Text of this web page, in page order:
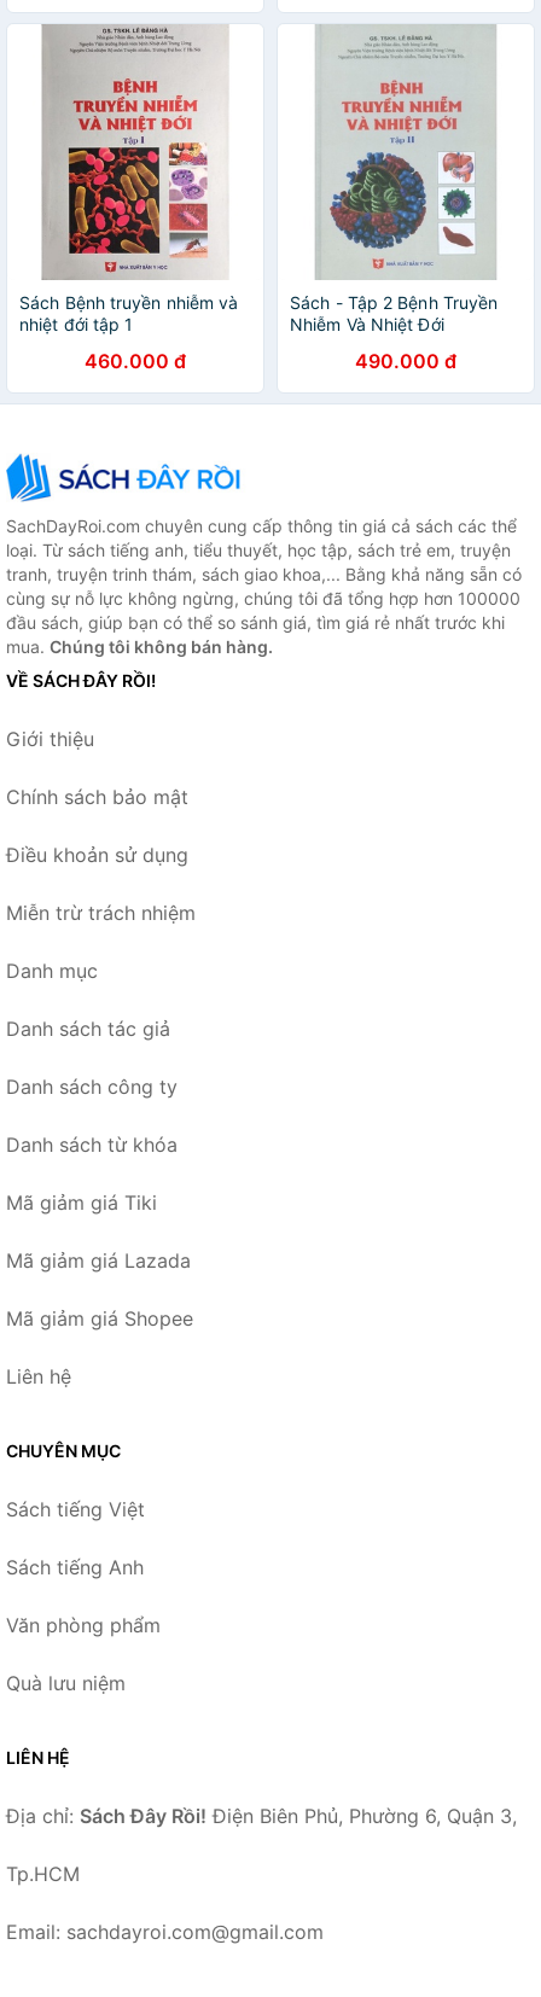
Sách Bệnh truyền nhiễm và
nhiệt đới tập 1
460.000 đ
Sách - Tập 2 Bệnh Truyền
Nhiễm Và Nhiệt Đới
490.000 đ
SachDayRoi.com chuyên cung cấp thông tin giá cả sách các thể
loại. Từ sách tiếng anh, tiểu thuyết, học tập, sách trẻ em, truyện
tranh, truyện trinh thám, sách giao khoa,... Bằng khả năng sẵn có
cùng sự nỗ lực không ngừng, chúng tôi đã tổng hợp hơn 100000
đầu sách, giúp bạn có thể so sánh giá, tìm giá rẻ nhất trước khi
mua. Chúng tôi không bán hàng.
VỀ SÁCH ĐÂY RỒI!
Giới thiệu
Chính sách bảo mật
Điều khoản sử dụng
Miễn trừ trách nhiệm
Danh mục
Danh sách tác giả
Danh sách công ty
Danh sách từ khóa
Mã giảm giá Tiki
Mã giảm giá Lazada
Mã giảm giá Shopee
Liên hệ
CHUYÊN MỤC
Sách tiếng Việt
Sách tiếng Anh
Văn phòng phẩm
Quà lưu niệm
LIÊN HỆ
Địa chỉ: Sách Đây Rồi! Điện Biên Phủ, Phường 6, Quận 3,
Tp.HCM
Email: sachdayroi.com@gmail.com